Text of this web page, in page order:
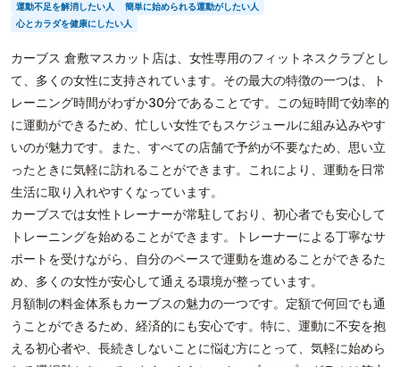
運動不足を解消したい人
簡単に始められる運動がしたい人
心とカラダを健康にしたい人
カーブス 倉敷マスカット店は、女性専用のフィットネスクラブとし
て、多くの女性に支持されています。その最大の特徴の一つは、ト
レーニング時間がわずか30分であることです。この短時間で効率的
に運動ができるため、忙しい女性でもスケジュールに組み込みやす
いのが魅力です。また、すべての店舗で予約が不要なため、思い立
ったときに気軽に訪れることができます。これにより、運動を日常
生活に取り入れやすくなっています。
カーブスでは女性トレーナーが常駐しており、初心者でも安心して
トレーニングを始めることができます。トレーナーによる丁寧なサ
ポートを受けながら、自分のペースで運動を進めることができるた
め、多くの女性が安心して通える環境が整っています。
月額制の料金体系もカーブスの魅力の一つです。定額で何回でも通
うことができるため、経済的にも安心です。特に、運動に不安を抱
える初心者や、長続きしないことに悩む方にとって、気軽に始めら